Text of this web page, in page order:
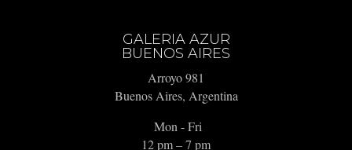
GALERIA AZUR
BUENOS AIRES
Arroyo 981
Buenos Aires, Argentina
Mon - Fri
12 pm – 7 pm